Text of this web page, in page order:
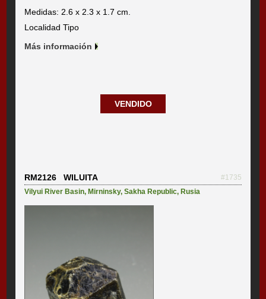
Medidas: 2.6 x 2.3 x 1.7 cm.
Localidad Tipo
Más información
VENDIDO
RM2126 WILUITA
#1735
Vilyui River Basin, Mirninsky,Sakha Republic, Rusia